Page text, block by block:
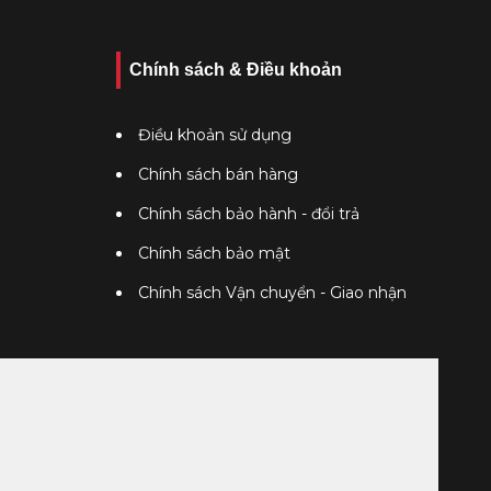
khách, phòng ngủ, nhà bếp, nhà tắm, sân vườn,
trí và sử dụng đa dạng của khách hàng.
quyết định chi tiêu đúng đắn nhất. Cũng chính vì vậy
còn được sản xuất trên dây chuyền công nghệ
nên gạch có khả năng chịu lực tốt, chống nước,
uy tín số 1 miền Bắc
với chất lượng tốt, giá cả hợp lý. Khách hàng đến với
Chính sách & Điều khoản
Điều khoản sử dụng
Chính sách bán hàng
Chính sách bảo hành - đổi trả
Chính sách bảo mật
Chính sách Vận chuyển - Giao nhận